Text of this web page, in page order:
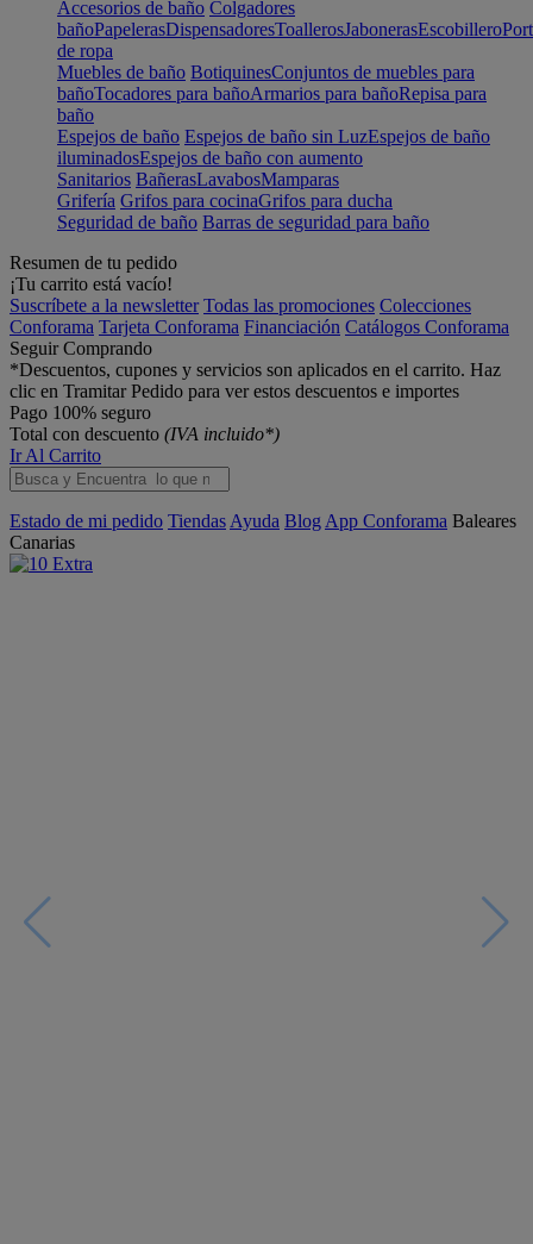
Accesorios de baño Colgadores
bañoPapelerasDispensadoresToallerosJabonerasEscobillero
de ropa
Muebles de baño BotiquinesConjuntos de muebles para
bañoTocadores para bañoArmarios para bañoRepisa para
baño
Espejos de baño Espejos de baño sin LuzEspejos de baño
iluminadosEspejos de baño con aumento
Sanitarios BañerasLavabosMamparas
Grifería Grifos para cocinaGrifos para ducha
Seguridad de baño Barras de seguridad para baño
Resumen de tu pedido
¡Tu carrito está vacío!
Suscríbete a la newsletter Todas las promociones Colecciones
Conforama Tarjeta Conforama Financiación Catálogos Conforama
Seguir Comprando
*Descuentos, cupones y servicios son aplicados en el carrito. Haz
clic en Tramitar Pedido para ver estos descuentos e importes
Pago 100% seguro
Total con descuento (IVA incluido*)
Ir Al Carrito
Estado de mi pedido Tiendas Ayuda Blog App Conforama Baleares
Canarias